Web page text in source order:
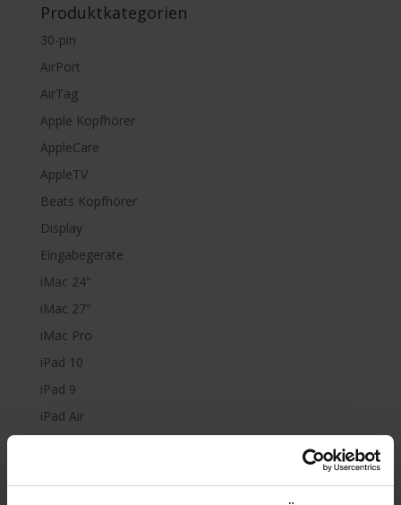
Produktkategorien
30-pin
AirPort
AirTag
Apple Kopfhörer
AppleCare
AppleTV
Beats Kopfhörer
Display
Eingabegeräte
iMac 24"
iMac 27"
iMac Pro
iPad 10
iPad 9
iPad Air